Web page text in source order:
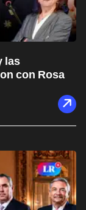
las
con Rosa